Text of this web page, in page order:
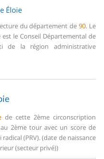
Éloie
du département de 90. Le
le Conseil Départemental de
de la région administrative
de cette 2ème circonscription
2ème tour avec un score de
(PRV). (date de naissance
(secteur privé))